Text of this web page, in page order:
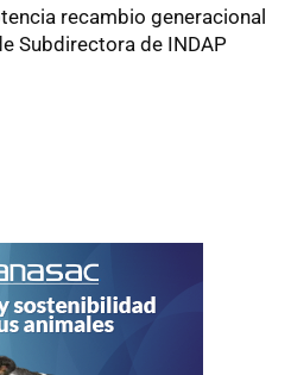
recambio generacional
Subdirectora de INDAP